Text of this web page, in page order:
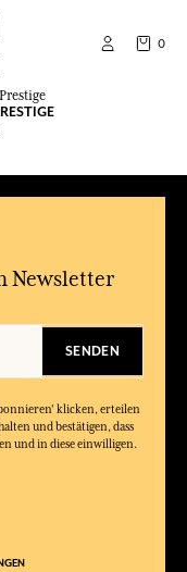
0
Newsletter
SENDEN
klicken, erteilen
und bestätigen, dass
und in diese einwilligen.